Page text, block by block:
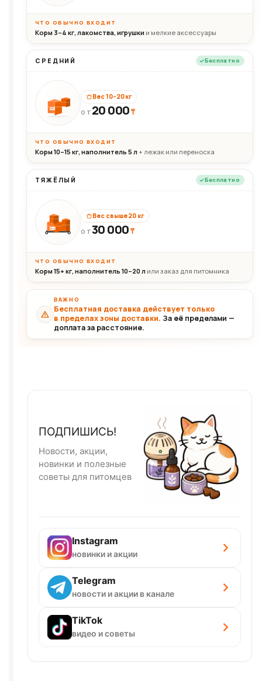
ЧТО ОБЫЧНО ВХОДИТ
Корм 3–4 кг, лакомства, игрушки и мелкие аксессуары
СРЕДНИЙ Бесплатно
20кг
Вес 10–20 кг
ОТ 20 000₸
ЧТО ОБЫЧНО ВХОДИТ
Корм 10–15 кг, наполнитель 5 л+ лежак или переноска
ТЯЖЁЛЫЙ Бесплатно
30+кг
Вес свыше 20 кг
ОТ30 000₸
ЧТО ОБЫЧНО ВХОДИТ
Корм 15+ кг, наполнитель 10–20 л или заказ для питомника
ВАЖНО
Бесплатная доставка действует только
в пределах зоны доставки. За её пределами —
доплата за расстояние.
ПОДПИШИСЬ!
Новости, акции,
новинки и полезные
советы для питомцев
Instagram
новинки и акции
Telegram
новости и акции в канале
TikTok
видео и советы